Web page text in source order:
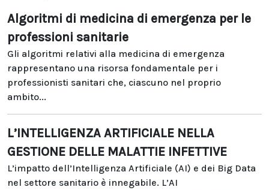
Algoritmi di medicina di emergenza per le
professioni sanitarie
Gli algoritmi relativi alla medicina di emergenza
rappresentano una risorsa fondamentale per i
professionisti sanitari che, ciascuno nel proprio
ambito...
L’INTELLIGENZA ARTIFICIALE NELLA
GESTIONE DELLE MALATTIE INFETTIVE
L’impatto dell’Intelligenza Artificiale (AI) e dei Big Data
nel settore sanitario è innegabile. L’AI